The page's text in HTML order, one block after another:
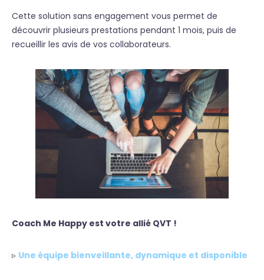
Cette solution sans engagement vous permet de
découvrir plusieurs prestations pendant 1 mois, puis de
recueillir les avis de vos collaborateurs.
Coach Me Happy est votre allié QVT !
▹ Une équipe bienveillante, dynamique et disponible